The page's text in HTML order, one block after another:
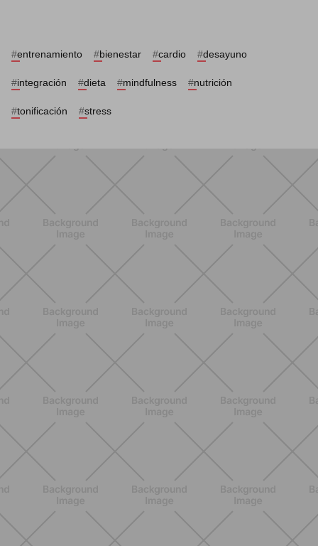
#entrenamiento #bienestar #cardio #desayuno
#integración #dieta #mindfulness #nutrición
#tonificación #stress